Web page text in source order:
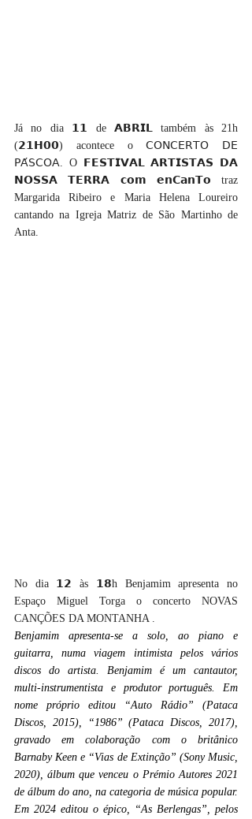
Já no dia 𝟭𝟭 de 𝗔𝗕𝗥𝗜𝗟 também às 21h
(𝟮𝟭𝗛𝟬𝟬) acontece o 𝖢𝖮𝖭𝖢𝖤𝖱𝖳𝖮 𝖣𝖤
𝖯𝖠́𝖲𝖢𝖮𝖠. O 𝗙𝗘𝗦𝗧𝗜𝗩𝗔𝗟 𝗔𝗥𝗧𝗜𝗦𝗧𝗔𝗦 𝗗𝗔
𝗡𝗢𝗦𝗦𝗔 𝗧𝗘𝗥𝗥𝗔 𝗰𝗼𝗺 𝗲𝗻𝗖𝗮𝗻𝗧𝗼 traz
Margarida Ribeiro e Maria Helena Loureiro
cantando na Igreja Matriz de São Martinho de
Anta.
No dia 𝟭𝟮 às 𝟭𝟴h Benjamim apresenta no
Espaço Miguel Torga o concerto NOVAS
CANÇÕES DA MONTANHA .
Benjamim apresenta-se a solo, ao piano e
guitarra, numa viagem intimista pelos vários
discos do artista. Benjamim é um cantautor,
multi-instrumentista e produtor português. Em
nome próprio editou “Auto Rádio” (Pataca
Discos, 2015), “1986” (Pataca Discos, 2017),
gravado em colaboração com o britânico
Barnaby Keen e “Vias de Extinção” (Sony Music,
2020), álbum que venceu o Prémio Autores 2021
de álbum do ano, na categoria de música popular.
Em 2024 editou o épico, “As Berlengas”, pelos